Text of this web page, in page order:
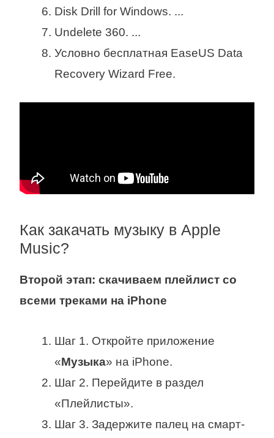
Disk Drill for Windows. ...
Undelete 360. ...
Условно бесплатная EaseUS Data
Recovery Wizard Free.
Как закачать музыку в Apple
Music?
Второй этап: скачиваем плейлист со
всеми треками на iPhone
Шаг 1. Откройте приложение
«Музыка» на iPhone.
Шаг 2. Перейдите в раздел
«Плейлисты».
Шаг 3. Задержите палец на смарт-